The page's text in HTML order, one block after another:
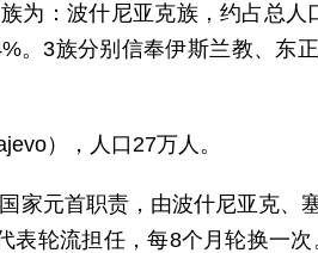
为：波什尼亚克族，约占总
。3族分别信奉伊斯兰教、东
），人口27万人。
家元首职责，由波什尼亚克
表轮流担任，每8个月轮换一